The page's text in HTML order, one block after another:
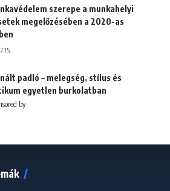
szerepe a munkahelyi
megelőzésében a 2020-as
padló – melegség, stílus és
egyetlen burkolatban
by